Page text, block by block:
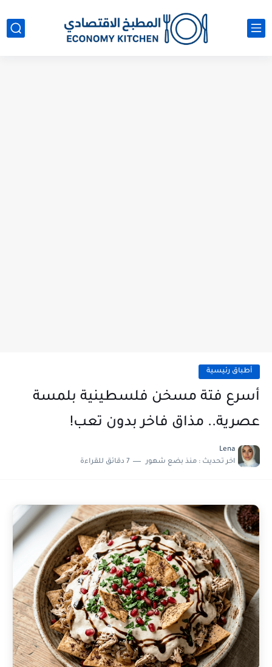
أطباق رئيسية
أسرع فتة مسخن فلسطينية بلمسة
عصرية.. مذاق فاخر بدون تعب!
Lena
اخر تحديث : منذ بضع شهور 7 دقائق للقراءة